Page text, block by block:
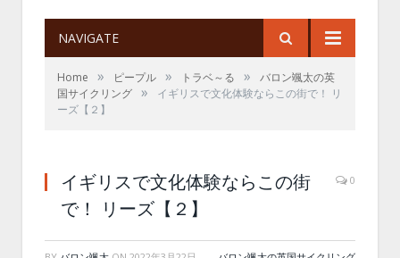
NAVIGATE
Home » ピープル » トラベ～る »
バロン颯太の英
国サイクリング »
イギリスで文化体験ならこの街で！ リ
ーズ【２】
イギリスで文化体験ならこの街
で！ リーズ【２】
0